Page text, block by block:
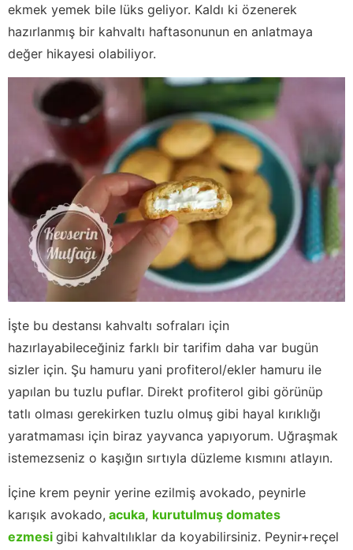
ekmek yemek bile lüks geliyor. Kaldı ki özenerek
hazırlanmış bir kahvaltı haftasonunun en anlatmaya
değer hikayesi olabiliyor.
İşte bu destansı kahvaltı sofraları için
hazırlayabileceğiniz farklı bir tarifim daha var bugün
sizler için. Şu hamuru yani profiterol/ekler hamuru ile
yapılan bu tuzlu puflar. Direkt profiterol gibi görünüp
tatlı olması gerekirken tuzlu olmuş gibi hayal kırıklığı
yaratmaması için biraz yayvanca yapıyorum. Uğraşmak
istemezseniz o kaşığın sırtıyla düzleme kısmını atlayın.
İçine krem peynir yerine ezilmiş avokado, peynirle
karışık avokado, acuka, kurutulmuş domates
ezmesi gibi kahvaltılıklar da koyabilirsiniz. Peynir+reçel